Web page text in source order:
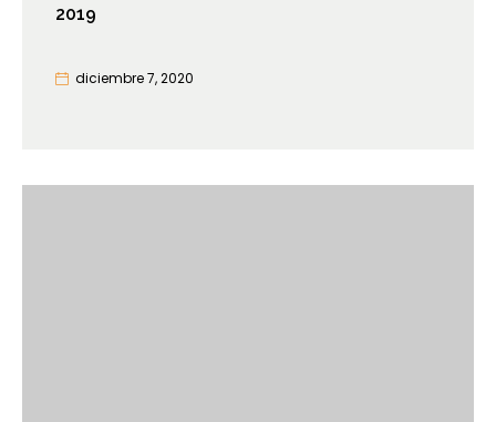
2019
diciembre 7, 2020